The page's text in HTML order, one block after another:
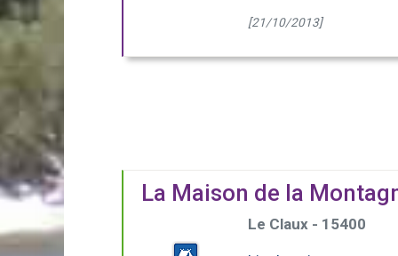
[21/10/2013]
La Maison de la
Le Claux - 15400